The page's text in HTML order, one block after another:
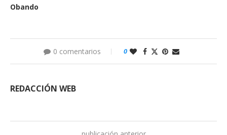
Obando
0 comentarios 0
REDACCIÓN WEB